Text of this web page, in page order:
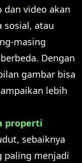
dan video akan
sosial, atau
masing
Dengan
gambar bisa
lebih
properti
sebaiknya
paling menjadi